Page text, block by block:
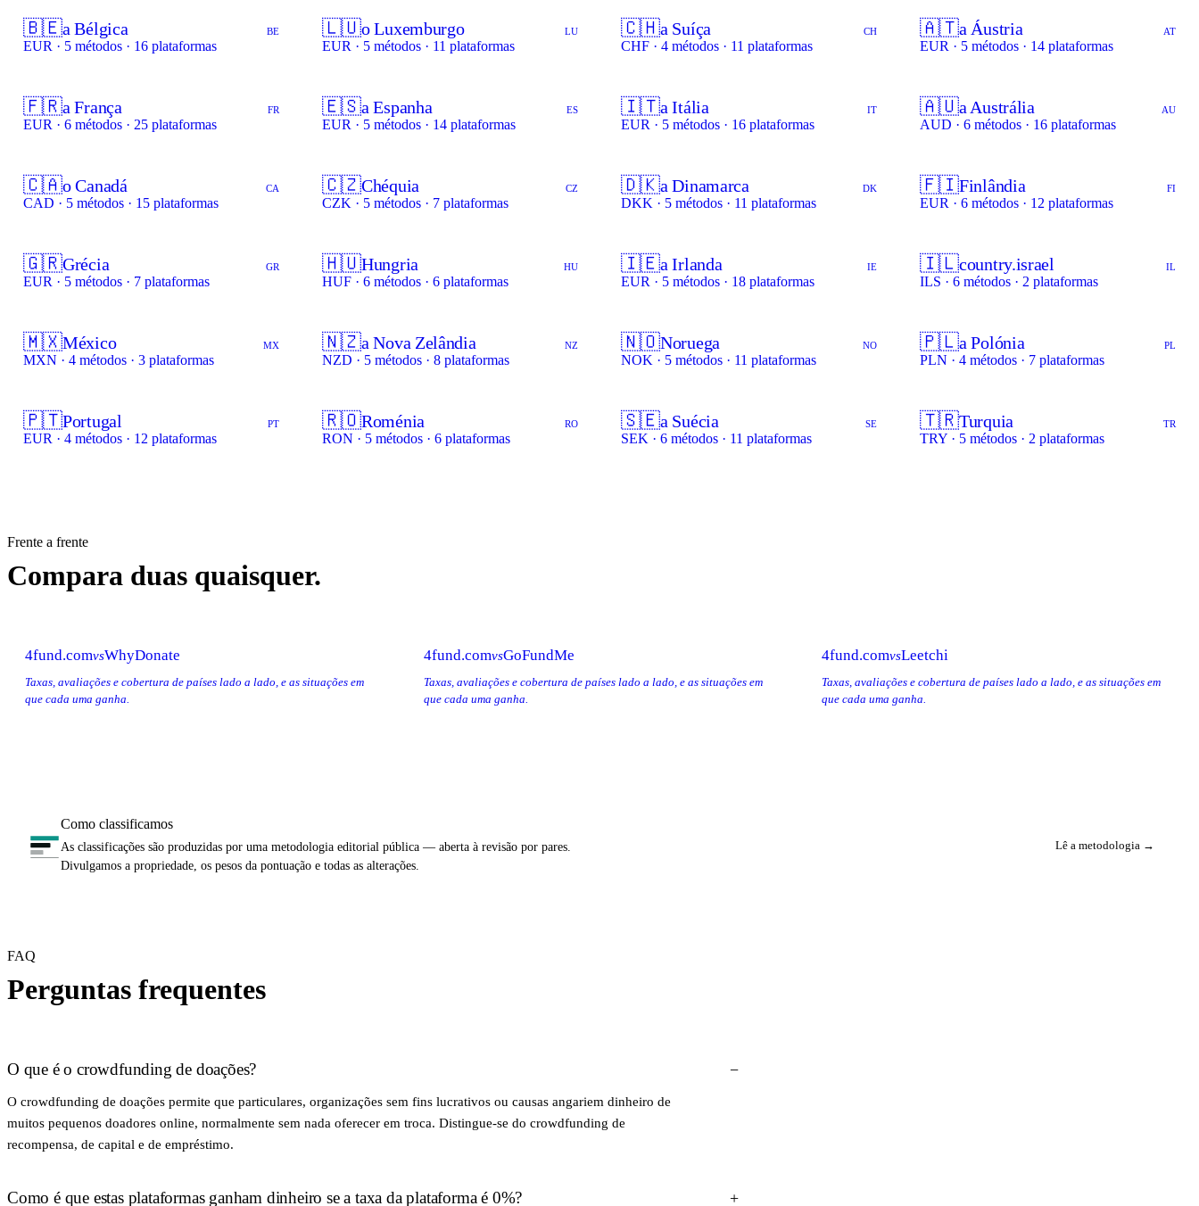
🇧🇪a Bélgica BE
EUR · 5 métodos · 16 plataformas
🇱🇺o Luxemburgo LU
EUR · 5 métodos · 11 plataformas
🇨🇭a Suíça CH
CHF · 4 métodos · 11 plataformas
🇦🇹a Áustria AT
EUR · 5 métodos · 14 plataformas
🇫🇷a França FR
EUR · 6 métodos · 25 plataformas
🇪🇸a Espanha ES
EUR · 5 métodos · 14 plataformas
🇮🇹a Itália IT
EUR · 5 métodos · 16 plataformas
🇦🇺a Austrália AU
AUD · 6 métodos · 16 plataformas
🇨🇦o Canadá CA
CAD · 5 métodos · 15 plataformas
🇨🇿Chéquia CZ
CZK · 5 métodos · 7 plataformas
🇩🇰a Dinamarca DK
DKK · 5 métodos · 11 plataformas
🇫🇮Finlândia FI
EUR · 6 métodos · 12 plataformas
🇬🇷Grécia GR
EUR · 5 métodos · 7 plataformas
🇭🇺Hungria HU
HUF · 6 métodos · 6 plataformas
🇮🇪a Irlanda IE
EUR · 5 métodos · 18 plataformas
🇮🇱country.israel IL
ILS · 6 métodos · 2 plataformas
🇲🇽México MX
MXN · 4 métodos · 3 plataformas
🇳🇿a Nova Zelândia NZ
NZD · 5 métodos · 8 plataformas
🇳🇴Noruega NO
NOK · 5 métodos · 11 plataformas
🇵🇱a Polónia PL
PLN · 4 métodos · 7 plataformas
🇵🇹Portugal PT
EUR · 4 métodos · 12 plataformas
🇷🇴Roménia RO
RON · 5 métodos · 6 plataformas
🇸🇪a Suécia SE
SEK · 6 métodos · 11 plataformas
🇹🇷Turquia TR
TRY · 5 métodos · 2 plataformas
Frente a frente
Compara duas quaisquer.
4fund.comvsWhyDonate
Taxas, avaliações e cobertura de países lado a lado, e as situações em
que cada uma ganha.
4fund.comvsGoFundMe
Taxas, avaliações e cobertura de países lado a lado, e as situações em
que cada uma ganha.
4fund.comvsLeetchi
Taxas, avaliações e cobertura de países lado a lado, e as situações em
que cada uma ganha.
Como classificamos
As classificações são produzidas por uma metodologia editorial pública — aberta à revisão por pares.
Divulgamos a propriedade, os pesos da pontuação e todas as alterações.
Lê a metodologia →
FAQ
Perguntas frequentes
O que é o crowdfunding de doações?
O crowdfunding de doações permite que particulares, organizações sem fins lucrativos ou causas angariem dinheiro de
muitos pequenos doadores online, normalmente sem nada oferecer em troca. Distingue-se do crowdfunding de
recompensa, de capital e de empréstimo.
Como é que estas plataformas ganham dinheiro se a taxa da plataforma é 0%?